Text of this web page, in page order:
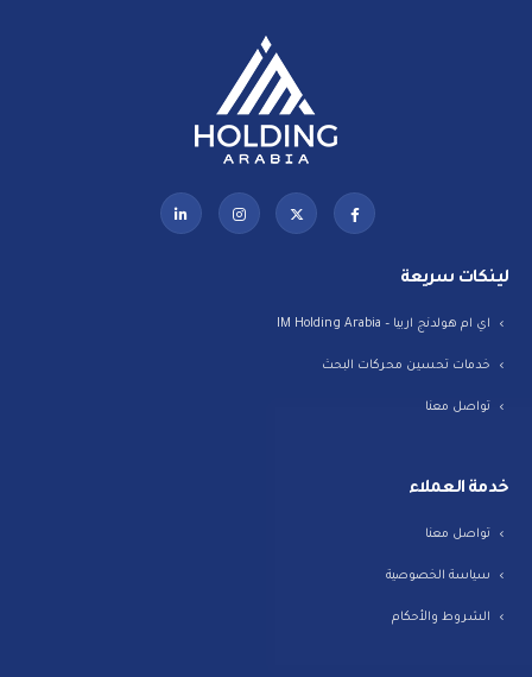
لينكات سريعة
اي ام هولدنج اربيا – IM Holding Arabia
خدمات تحسين محركات البحث
تواصل معنا
خدمة العملاء
تواصل معنا
سياسة الخصوصية
الشروط والأحكام